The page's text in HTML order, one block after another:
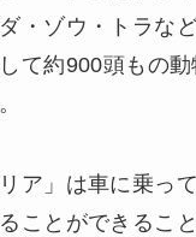
・ゾウ・トラな
て約900頭もの
リア」は車に乗っ
ことができるこ